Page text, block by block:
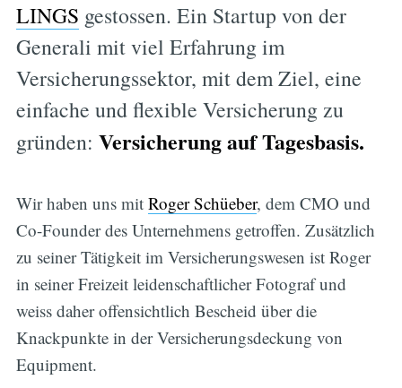
LINGS gestossen. Ein Startup von der
Generali mit viel Erfahrung im
Versicherungssektor, mit dem Ziel, eine
einfache und flexible Versicherung zu
gründen: Versicherung auf Tagesbasis.
Wir haben uns mit Roger Schüeber, dem CMO und
Co-Founder des Unternehmens getroffen. Zusätzlich
zu seiner Tätigkeit im Versicherungswesen ist Roger
in seiner Freizeit leidenschaftlicher Fotograf und
weiss daher offensichtlich Bescheid über die
Knackpunkte in der Versicherungsdeckung von
Equipment.